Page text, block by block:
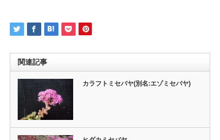
関連記事
カラフトミセバヤ(別名:エゾミセバヤ)